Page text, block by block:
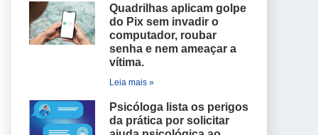
Quadrilhas aplicam golpe
do Pix sem invadir o
computador, roubar
senha e nem ameaçar a
vítima.
Leia mais »
Psicóloga lista os perigos
da prática por solicitar